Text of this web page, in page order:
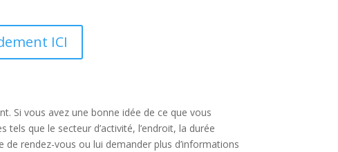
ICI
Si vous avez une bonne idée de ce que vous
que le secteur d’activité, l’endroit, la durée
rendez-vous ou lui demander plus d’informations